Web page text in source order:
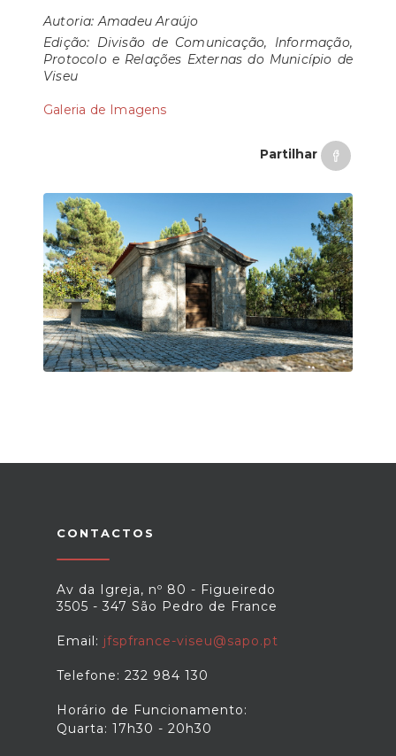
Autoria: Amadeu Araújo
Edição: Divisão de Comunicação, Informação,
Protocolo e Relações Externas do Município de
Viseu
Galeria de Imagens
Partilhar
CONTACTOS
Av da Igreja, nº 80 - Figueiredo
3505 - 347 São Pedro de France
Email: jfspfrance-viseu@sapo.pt
Telefone: 232 984 130
Horário de Funcionamento:
Quarta: 17h30 - 20h30